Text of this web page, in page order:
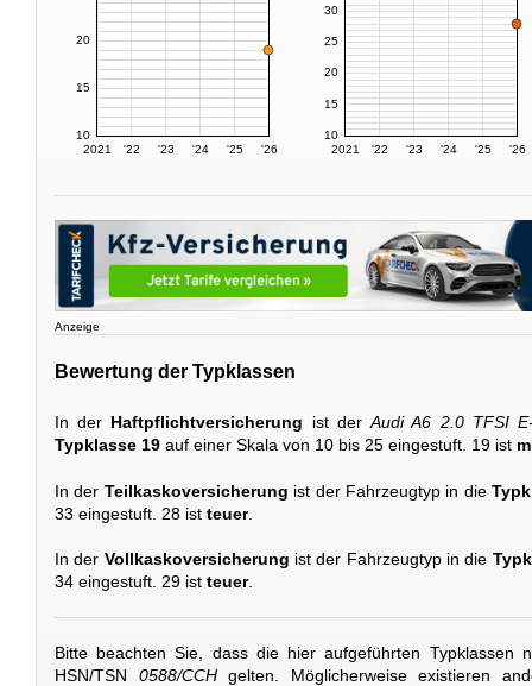
2021 '22 '23 '24 '25 '26
10
15
20
2021 '22 '23 '24 '25 '26
10
15
20
25
30
Anzeige
Bewertung der Typklassen
In der Haftpflichtversicherung ist derAudi A6 2.0 TFSI
Typklasse 19 auf einer Skala von 10 bis 25 eingestuft. 19 ist
In der Teilkaskoversicherung ist der Fahrzeugtyp in die
33 eingestuft. 28 ist teuer.
In der Vollkaskoversicherung ist der Fahrzeugtyp in die
34 eingestuft. 29 ist teuer.
Bitte beachten Sie, dass die hier aufgeführten Typklassen
HSN/TSN 0588/CCHgelten. Möglicherweise existieren